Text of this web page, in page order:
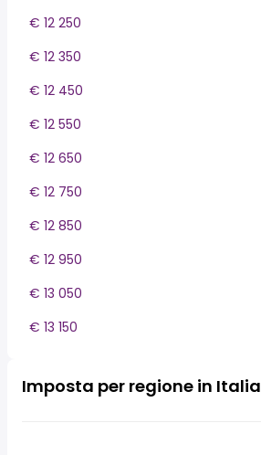
€ 12 250
€ 12 350
€ 12 450
€ 12 550
€ 12 650
€ 12 750
€ 12 850
€ 12 950
€ 13 050
€ 13 150
Imposta per regione in Italia